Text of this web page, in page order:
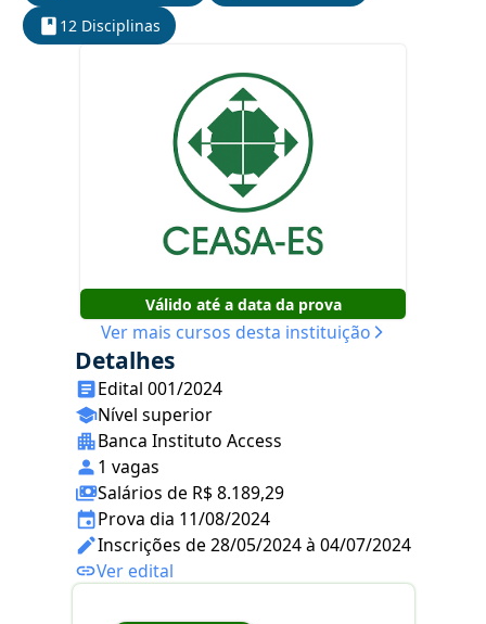
12 Disciplinas
Válido até a data da prova
Ver mais cursos desta instituição
Detalhes
Edital 001/2024
Nível superior
Banca Instituto Access
1 vagas
Salários de R$ 8.189,29
Prova dia 11/08/2024
Inscrições de 28/05/2024 à 04/07/2024
Ver edital